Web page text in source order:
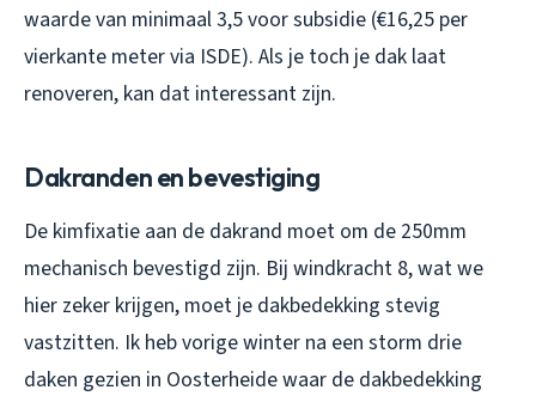
waarde van minimaal 3,5 voor subsidie (€16,25 per
vierkante meter via ISDE). Als je toch je dak laat
renoveren, kan dat interessant zijn.
Dakranden en bevestiging
De kimfixatie aan de dakrand moet om de 250mm
mechanisch bevestigd zijn. Bij windkracht 8, wat we
hier zeker krijgen, moet je dakbedekking stevig
vastzitten. Ik heb vorige winter na een storm drie
daken gezien in Oosterheide waar de dakbedekking